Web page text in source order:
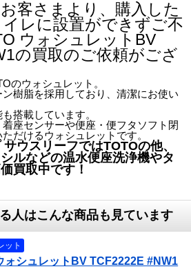
客さまより、購入した
レに設置ができずご不
ウォシュレットBV
の買取のご依頼がござ
のウォシュレット。
樹脂を採用しており、清潔にお使い
搭載しています。
座センサーや便座・便フタソフト閉
だけるウォシュレットです。
ウスリーフではTOTOの他、
ルなどの温水便座洗浄機やタ
買取中です！
人はこんな商品も見ています
ット
ォシュレットBV TCF2222E #NW1